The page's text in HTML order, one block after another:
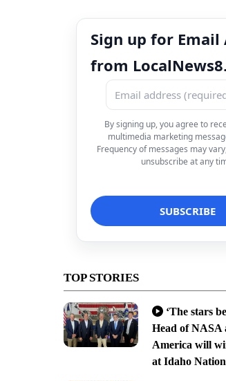
Sign up for Email
from
By signing up, you agree to
multimedia marketing
Frequency of messages may
unsubscribe at any
TOP STORIES
‘The stars
Head of NASA
America will
at Idaho